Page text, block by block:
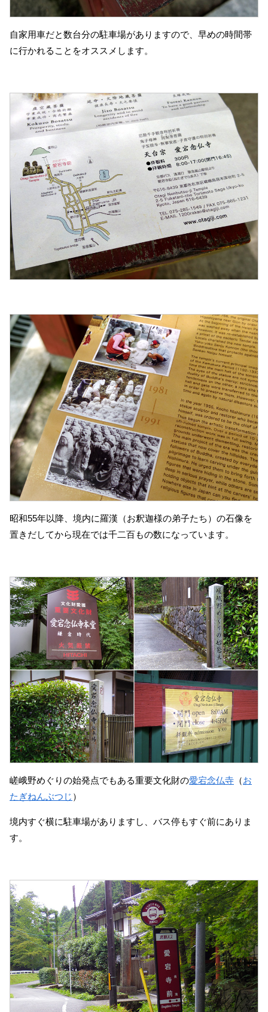
自家用車だと数台分の駐車場がありますので、早めの時間帯
に行かれることをオススメします。
昭和55年以降、境内に羅漢（お釈迦様の弟子たち）の石像を
置きだしてから現在では千二百もの数になっています。
嵯峨野めぐりの始発点でもある重要文化財の愛宕念仏寺 （お
たぎねんぶつじ ）
境内すぐ横に駐車場がありますし、バス停もすぐ前にありま
す。